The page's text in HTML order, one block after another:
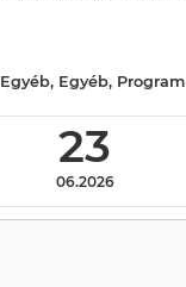
23
06.2026
Egyéb, Egyéb, Program